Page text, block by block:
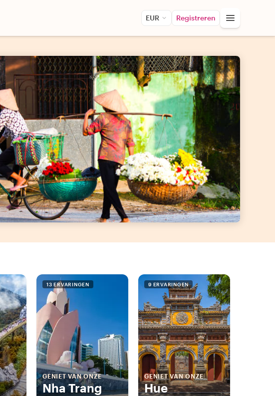
EUR Registreren
13 ERVARINGEN
GENIET VAN ONZE
Nha Trang
9 ERVARINGEN
GENIET VAN ONZE
Hue